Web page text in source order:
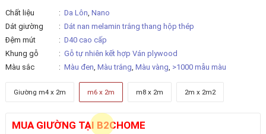
Chất liệu Da Lôn, Nano
Dát giường
Dát nan melamin trắng thang hộp thép
Đệm mút
D40 cao cấp
Khung gỗ
Gỗ tự nhiên kết hợp Ván plywood
Màu sắc
Màu đen, Màu trắng, Màu vàng, >1000 mẫu màu
Giường m4 x 2m m6 x 2m m8 x 2m 2m x 2m2
MUA GIƯỜNG TẠI B2CHOME